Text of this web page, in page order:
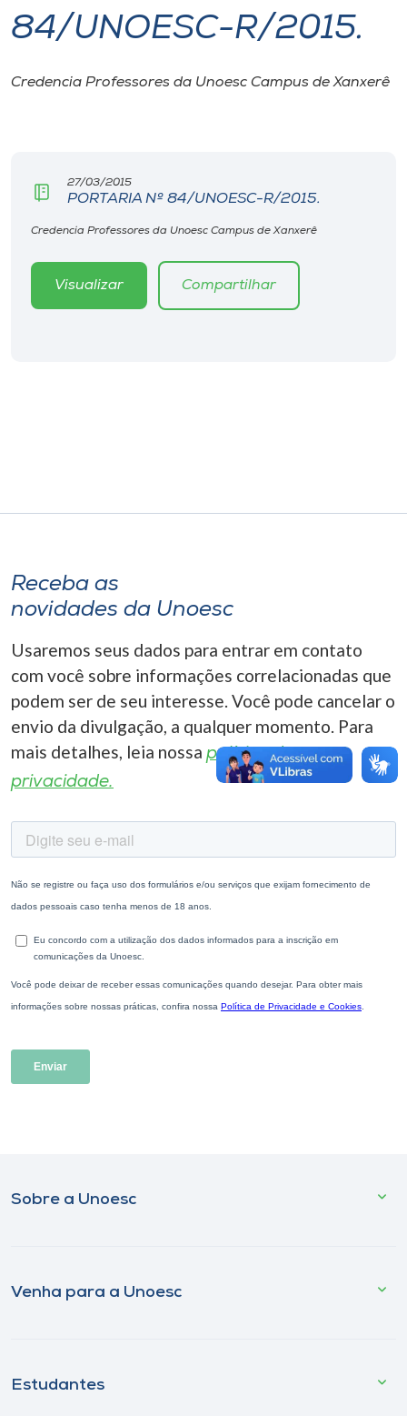
I.nova
CPA
Editora
Selecione
o idioma
A+
84/UNOESC-R/2015.
Credencia Professores da Unoesc Campus de Xanxerê
27/03/2015
PORTARIA Nº 84/UNOESC-R/2015.
Credencia Professores da Unoesc Campus de Xanxerê
Visualizar Compartilhar
Receba as
novidades da Unoesc
Usaremos seus dados para entrar em contato
com você sobre informações correlacionadas que
podem ser de seu interesse. Você pode cancelar o
envio da divulgação, a qualquer momento. Para
mais detalhes, leia nossa política de
privacidade.
Sobre a Unoesc
Venha para a Unoesc
Estudantes